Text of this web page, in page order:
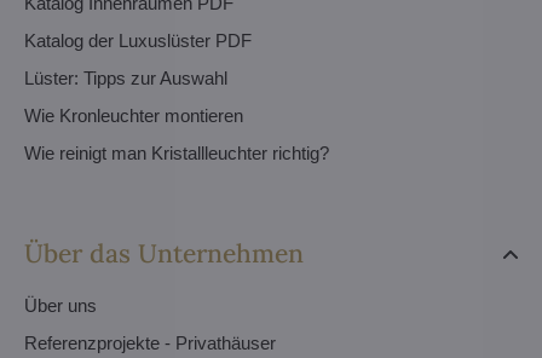
Katalog der Luxuslüster PDF
Lüster: Tipps zur Auswahl
Wie Kronleuchter montieren
Wie reinigt man Kristallleuchter richtig?
Über das Unternehmen
Über uns
Referenzprojekte - Privathäuser